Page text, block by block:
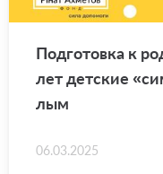
Под­го­тов­ка к
лет дет­ские
лым
06.03.2025